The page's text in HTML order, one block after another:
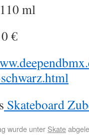
ml
€
Skateboard
wurde unter Skate